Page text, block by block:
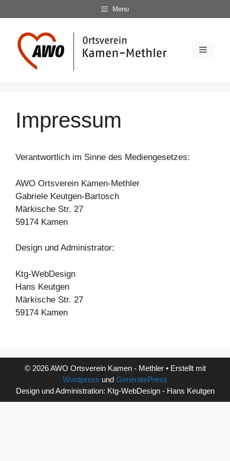
Inhalt
springen
Menu
Menü
Impressum
Verantwortlich im Sinne des Mediengesetzes:
AWO Ortsverein Kamen-Methler
Gabriele Keutgen-Bartosch
Märkische Str. 27
59174 Kamen
Design und Administrator:
Ktg-WebDesign
Hans Keutgen
Märkische Str. 27
59174 Kamen
© 2026 AWO Ortsverein Kamen - Methler • Erstellt mit
Wordpress und GeneratePress
Design und Administration: Ktg-WebDesign - Hans Keutgen